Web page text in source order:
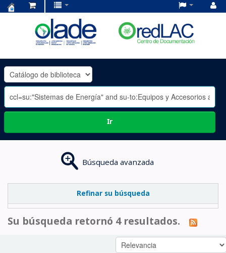
OLADE
-
Ir
Búsqueda avanzada
Refinar su búsqueda
Su búsqueda retornó 4 resultados.